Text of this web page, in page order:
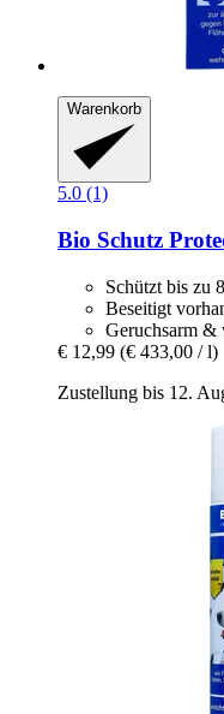
Warenkorb
5.0 (1)
Bio Schutz
Schützt bis zu
Beseitigt
Geruchsarm &
€ 12,99 (€ 433,00 / l)
Zustellung bis 12.